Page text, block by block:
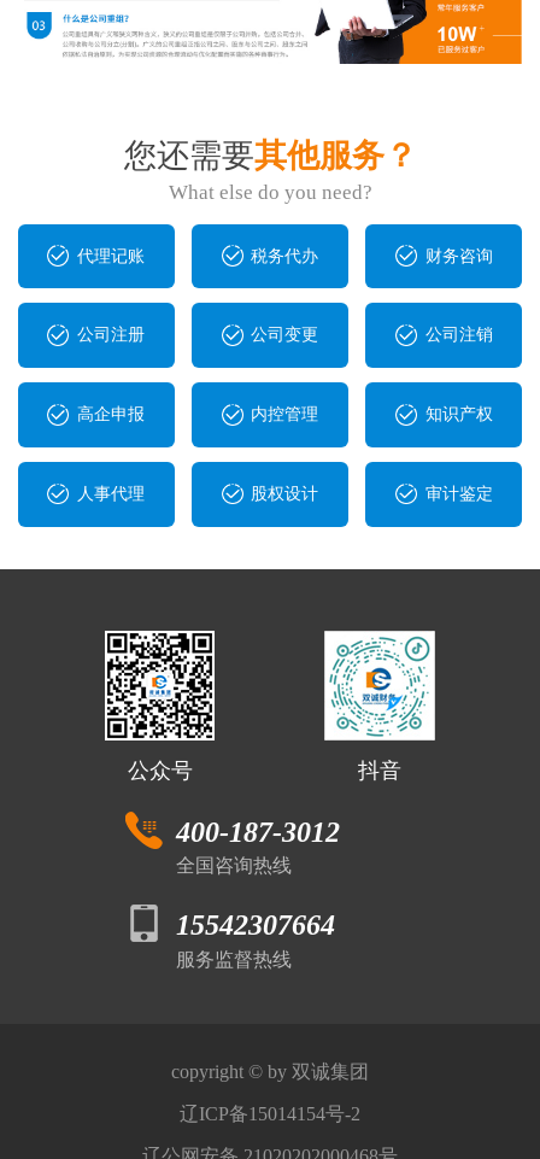
您还需要其他服务？
What else do you need?
代理记账 税务代办 财务咨询
公司注册 公司变更 公司注销
高企申报 内控管理 知识产权
人事代理 股权设计 审计鉴定
公众号 抖音
400-187-3012
全国咨询热线
15542307664
服务监督热线
copyright © by 双诚集团
辽ICP备15014154号-2